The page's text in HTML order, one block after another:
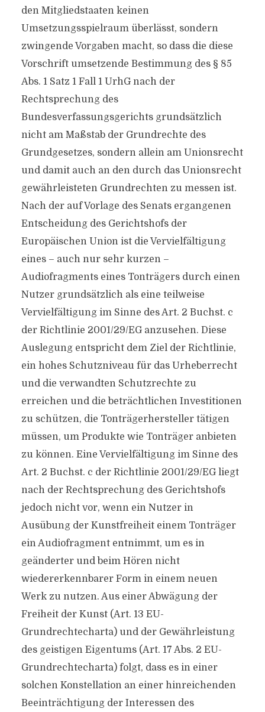
den Mitgliedstaaten keinen
Umsetzungsspielraum überlässt, sondern
zwingende Vorgaben macht, so dass die diese
Vorschrift umsetzende Bestimmung des § 85
Abs. 1 Satz 1 Fall 1 UrhG nach der
Rechtsprechung des
Bundesverfassungsgerichts grundsätzlich
nicht am Maßstab der Grundrechte des
Grundgesetzes, sondern allein am Unionsrecht
und damit auch an den durch das Unionsrecht
gewährleisteten Grundrechten zu messen ist.
Nach der auf Vorlage des Senats ergangenen
Entscheidung des Gerichtshofs der
Europäischen Union ist die Vervielfältigung
eines – auch nur sehr kurzen –
Audiofragments eines Tonträgers durch einen
Nutzer grundsätzlich als eine teilweise
Vervielfältigung im Sinne des Art. 2 Buchst. c
der Richtlinie 2001/29/EG anzusehen. Diese
Auslegung entspricht dem Ziel der Richtlinie,
ein hohes Schutzniveau für das Urheberrecht
und die verwandten Schutzrechte zu
erreichen und die beträchtlichen Investitionen
zu schützen, die Tonträgerhersteller tätigen
müssen, um Produkte wie Tonträger anbieten
zu können. Eine Vervielfältigung im Sinne des
Art. 2 Buchst. c der Richtlinie 2001/29/EG liegt
nach der Rechtsprechung des Gerichtshofs
jedoch nicht vor, wenn ein Nutzer in
Ausübung der Kunstfreiheit einem Tonträger
ein Audiofragment entnimmt, um es in
geänderter und beim Hören nicht
wiedererkennbarer Form in einem neuen
Werk zu nutzen. Aus einer Abwägung der
Freiheit der Kunst (Art. 13 EU-
Grundrechtecharta) und der Gewährleistung
des geistigen Eigentums (Art. 17 Abs. 2 EU-
Grundrechtecharta) folgt, dass es in einer
solchen Konstellation an einer hinreichenden
Beeinträchtigung der Interessen des